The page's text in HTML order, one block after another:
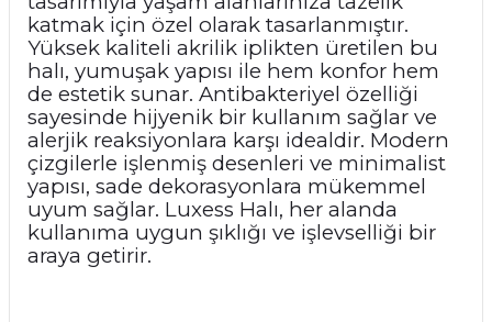
katmak için özel olarak tasarlanmıştır.
Yüksek kaliteli akrilik iplikten üretilen bu
halı, yumuşak yapısı ile hem konfor hem
de estetik sunar. Antibakteriyel özelliği
sayesinde hijyenik bir kullanım sağlar ve
alerjik reaksiyonlara karşı idealdir. Modern
çizgilerle işlenmiş desenleri ve minimalist
yapısı, sade dekorasyonlara mükemmel
uyum sağlar. Luxess Halı, her alanda
kullanıma uygun şıklığı ve işlevselliği bir
araya getirir.